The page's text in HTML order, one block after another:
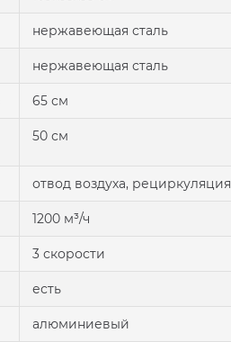
нержавеющая сталь
нержавеющая сталь
65 см
50 см
отвод воздуха, рециркуляция
1200 м³/ч
3 скорости
есть
алюминиевый